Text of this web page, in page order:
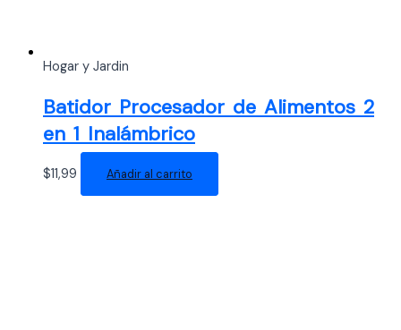
Hogar y Jardin
Batidor Procesador de Alimentos 2
en 1 Inalámbrico
$11,99 Añadir al carrito